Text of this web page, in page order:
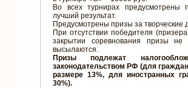
Во всех турнирах предусмотрены
лучший результат.
Предусмотрены призы за
При отсутствии победителя
закрытии соревнования призы
высылаются.
Призы подлежат
законодательством РФ (для
размере 13%, для иностранных
30%).